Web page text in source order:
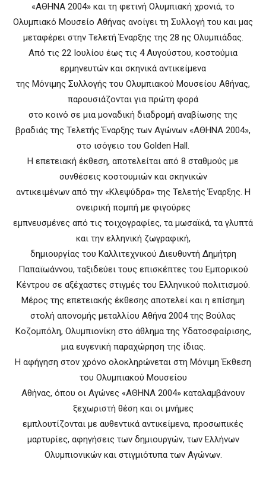
«ΑΘΗΝΑ 2004» και τη φετινή Ολυμπιακή χρονιά, το
Ολυμπιακό Μουσείο Αθήνας ανοίγει τη Συλλογή του και μας
μεταφέρει στην Τελετή Έναρξης της 28 ης Ολυμπιάδας.
Από τις 22 Ιουλίου έως τις 4 Αυγούστου, κοστούμια
ερμηνευτών και σκηνικά αντικείμενα
της Μόνιμης Συλλογής του Ολυμπιακού Μουσείου Αθήνας,
παρουσιάζονται για πρώτη φορά
στο κοινό σε μια μοναδική διαδρομή αναβίωσης της
βραδιάς της Τελετής Έναρξης των Αγώνων «ΑΘΗΝΑ 2004»,
στο ισόγειο του Golden Hall.
Η επετειακή έκθεση, αποτελείται από 8 σταθμούς με
συνθέσεις κοστουμιών και σκηνικών
αντικειμένων από την «Κλεψύδρα» της Τελετής Έναρξης. Η
ονειρική πομπή με φιγούρες
εμπνευσμένες από τις τοιχογραφίες, τα μωσαϊκά, τα γλυπτά
και την ελληνική ζωγραφική,
δημιουργίας του Καλλιτεχνικού Διευθυντή Δημήτρη
Παπαϊωάννου, ταξιδεύει τους επισκέπτες του Εμπορικού
Κέντρου σε αξέχαστες στιγμές του Ελληνικού πολιτισμού.
Μέρος της επετειακής έκθεσης αποτελεί και η επίσημη
στολή απονομής μεταλλίου Αθήνα 2004 της Βούλας
Κοζομπόλη, Ολυμπιονίκη στο άθλημα της Υδατοσφαίρισης,
μια ευγενική παραχώρηση της ίδιας.
Η αφήγηση στον χρόνο ολοκληρώνεται στη Μόνιμη Έκθεση
του Ολυμπιακού Μουσείου
Αθήνας, όπου οι Αγώνες «ΑΘΗΝΑ 2004» καταλαμβάνουν
ξεχωριστή θέση και οι μνήμες
εμπλουτίζονται με αυθεντικά αντικείμενα, προσωπικές
μαρτυρίες, αφηγήσεις των δημιουργών, των Ελλήνων
Ολυμπιονικών και στιγμιότυπα των Αγώνων.